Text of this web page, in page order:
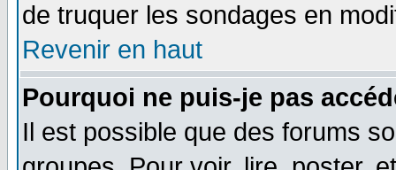
de truquer les sondages en
Revenir en haut
Pourquoi ne puis-je pas
Il est possible que des forums